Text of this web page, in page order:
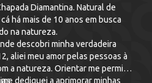
Diamantina. Natural de
há mais de 10 anos em busca
na natureza.
descobri minha verdadeira
aliei meu amor pelas pessoas à
a natureza. Orientar me permite
dediquei a aprimorar minhas